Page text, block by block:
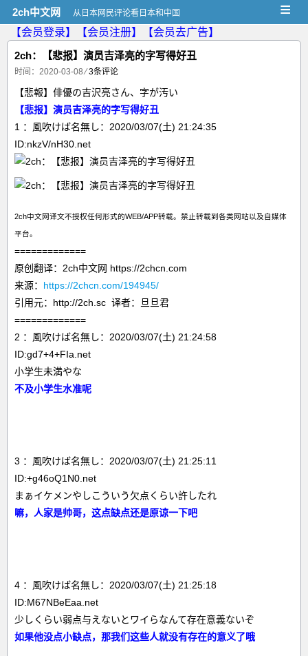
2ch中文网 从日本网民评论看日本和中国 ≡
【会员登录】 【会员注册】
【会员去广告】
2ch：【悲报】演员吉泽亮的字写得好丑
时间：2020-03-08 ⁄3条评论
【悲報】俳優の吉沢亮さん、字が汚い
【悲报】演员吉泽亮的字写得好丑
1 ：風吹けば名無し：2020/03/07(土) 21:24:35
ID:nkzV/nH30.net
2ch中文网译文不授权任何形式的WEB/APP转载。禁止转载到各类网站以及自媒体
平台。
=============
原创翻译：2ch中文网 https://2chcn.com
来源： https://2chcn.com/194945/
引用元：http://2ch.sc 译者：旦旦君
=============
2 ：風吹けば名無し：2020/03/07(土) 21:24:58
ID:gd7+4+FIa.net
小学生未満やな
不及小学生水准呢
3 ：風吹けば名無し：2020/03/07(土) 21:25:11
ID:+g46oQ1N0.net
まぁイケメンやしこういう欠点くらい許したれ
嘛，人家是帅哥，这点缺点还是原谅一下吧
4 ：風吹けば名無し：2020/03/07(土) 21:25:18
ID:M67NBeEaa.net
少しくらい弱点与えないとワイらなんて存在意義ないぞ
如果他没点小缺点，那我们这些人就没有存在的意义了哦